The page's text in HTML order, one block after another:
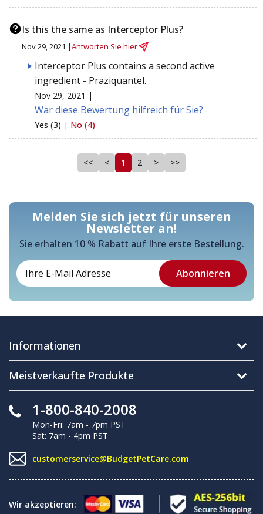
Is this the same as Interceptor Plus?
Nov 29, 2021 |Antworten Sie hier
Interceptor Plus contains a second active
ingredient - Praziquantel.
Nov 29, 2021 |
War diese Bewertung hilfreich für Sie?
Yes (3) | No (4)
<< < 1 2 > >>
Melden Sie sich jetzt für unseren
Newsletter an!
Sie erhalten 10 % Rabatt auf Ihre erste Bestellung.
Informationen
Meistverkaufte Produkte
1-800-840-2008
Mon-Fri: 7am - 7pm PST
Sat: 7am - 4pm PST
customerservice@BudgetPetCare.com
Wir akzeptieren: